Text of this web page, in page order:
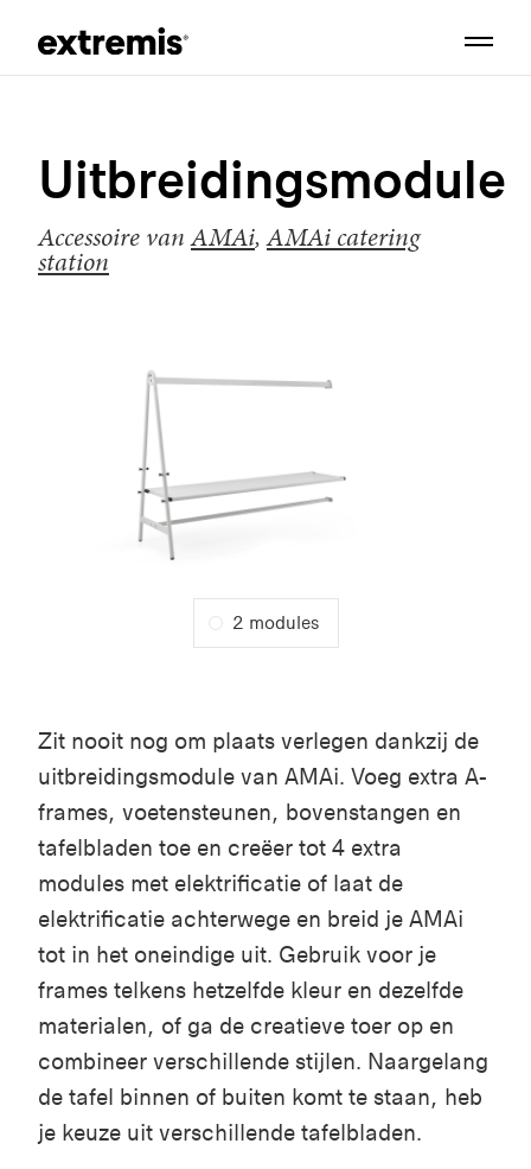
Uitbreidingsmodule
Accessoire vanAMAi,AMAi catering
station
2 modules
Zit nooit nog om plaats verlegen dankzij de
uitbreidingsmodule van AMAi. Voeg extra A-
frames, voetensteunen, bovenstangen en
tafelbladen toe en creëer tot 4 extra
modules met elektrificatie of laat de
elektrificatie achterwege en breid je AMAi
tot in het oneindige uit. Gebruik voor je
frames telkens hetzelfde kleur en dezelfde
materialen, of ga de creatieve toer op en
combineer verschillende stijlen. Naargelang
de tafel binnen of buiten komt te staan, heb
je keuze uit verschillende tafelbladen.